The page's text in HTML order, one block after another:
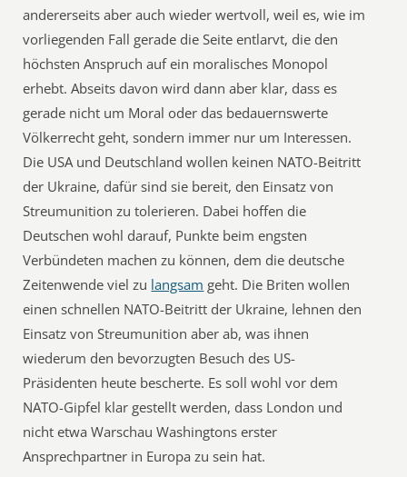
andererseits aber auch wieder wertvoll, weil es, wie im
vorliegenden Fall gerade die Seite entlarvt, die den
höchsten Anspruch auf ein moralisches Monopol
erhebt. Abseits davon wird dann aber klar, dass es
gerade nicht um Moral oder das bedauernswerte
Völkerrecht geht, sondern immer nur um Interessen.
Die USA und Deutschland wollen keinen NATO-Beitritt
der Ukraine, dafür sind sie bereit, den Einsatz von
Streumunition zu tolerieren. Dabei hoffen die
Deutschen wohl darauf, Punkte beim engsten
Verbündeten machen zu können, dem die deutsche
Zeitenwende viel zu langsam geht. Die Briten wollen
einen schnellen NATO-Beitritt der Ukraine, lehnen den
Einsatz von Streumunition aber ab, was ihnen
wiederum den bevorzugten Besuch des US-
Präsidenten heute bescherte. Es soll wohl vor dem
NATO-Gipfel klar gestellt werden, dass London und
nicht etwa Warschau Washingtons erster
Ansprechpartner in Europa zu sein hat.